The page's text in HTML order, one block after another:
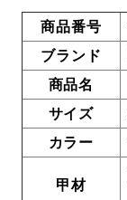
商品番号
ブランド
商品名
サイズ
カラー
甲材